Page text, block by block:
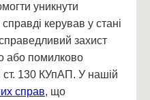
уникнути
керував у стані
захист
або помилково
ст. 130 КУпАП. У нашій
справ, що